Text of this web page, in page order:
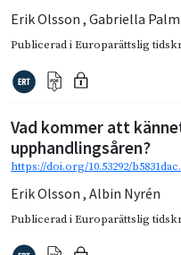
Erik Olsson , Gabriella
Publicerad iEuroparättslig
Vad kommer att
upphandlingsåren?
https://doi.org/10.53292/
Erik Olsson , Albin Nyrén
Publicerad iEuroparättslig